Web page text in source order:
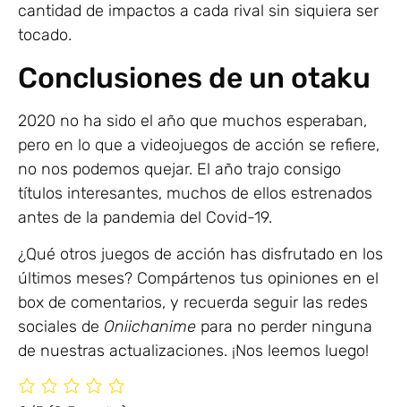
cantidad de impactos a cada rival sin siquiera ser
tocado.
Conclusiones de un otaku
2020 no ha sido el año que muchos esperaban,
pero en lo que a videojuegos de acción se refiere,
no nos podemos quejar. El año trajo consigo
títulos interesantes, muchos de ellos estrenados
antes de la pandemia del Covid-19.
¿Qué otros juegos de acción has disfrutado en los
últimos meses? Compártenos tus opiniones en el
box de comentarios, y recuerda seguir las redes
sociales de Oniichanime para no perder ninguna
de nuestras actualizaciones. ¡Nos leemos luego!